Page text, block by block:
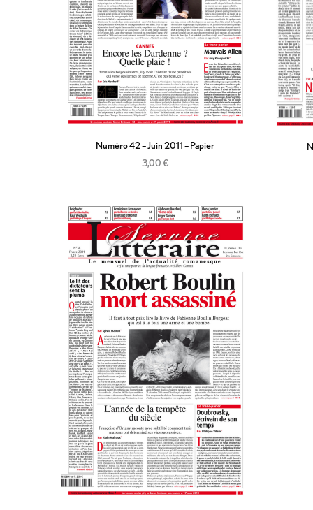
Numéro 42 – Juin 2011 – Papier
3,00€